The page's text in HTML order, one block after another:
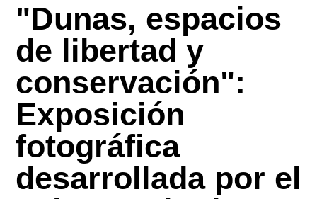
"Dunas, espacios
de libertad y
conservación":
Exposición
fotográfica
desarrollada por el